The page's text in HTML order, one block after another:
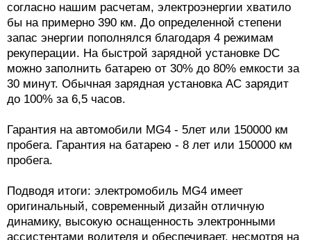
согласно нашим расчетам, электроэнергии хватило
бы на примерно 390 км. До определенной степени
запас энергии пополнялся благодаря 4 режимам
рекуперации. На быстрой зарядной установке DC
можно заполнить батарею от 30% до 80% емкости за
30 минут. Обычная зарядная установка AC зарядит
до 100% за 6,5 часов.
Гарантия на автомобили MG4 - 5лет или 150000 км
пробега. Гарантия на батарею - 8 лет или 150000 км
пробега.
Подводя итоги: электромобиль MG4 имеет
оригинальный, современный дизайн отличную
динамику, высокую оснащенность электронными
ассистентами водителя и обеспечивает, несмотря на